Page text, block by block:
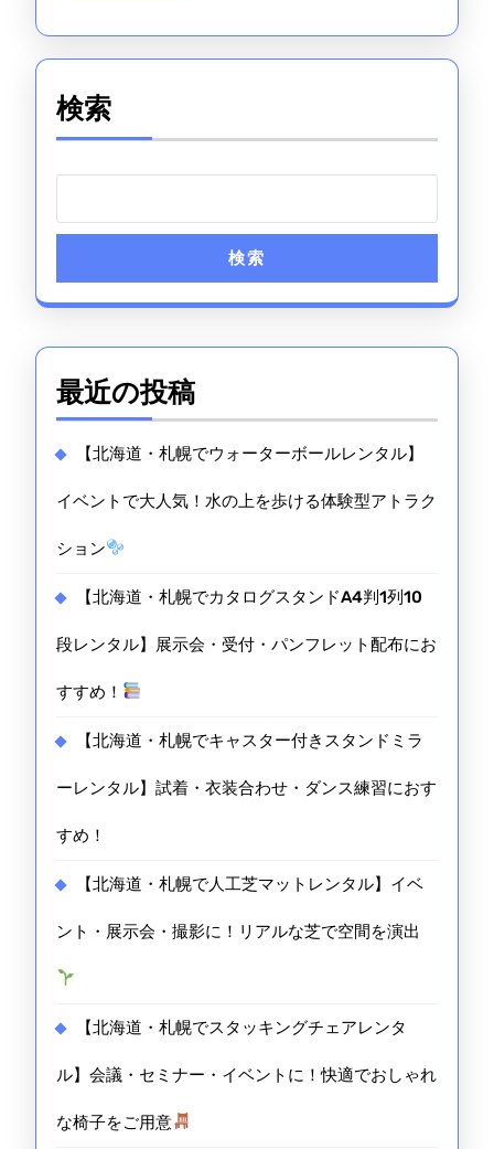
ト
ン
タ
海
各
地
対
応！
り・
縁
日
イ
ン
な
ら
ン
ト
21
検索
検索
最近の投稿
【北海道・札幌でウォーターボールレンタル】
イベントで大人気！水の上を歩ける体験型アトラク
ション
【北海道・札幌でカタログスタンドA4判1列10
段レンタル】展示会・受付・パンフレット配布にお
すすめ！
【北海道・札幌でキャスター付きスタンドミラ
ーレンタル】試着・衣装合わせ・ダンス練習におす
すめ！
【北海道・札幌で人工芝マットレンタル】イベ
ント・展示会・撮影に！リアルな芝で空間を演出
【北海道・札幌でスタッキングチェアレンタ
ル】会議・セミナー・イベントに！快適でおしゃれ
な椅子をご用意